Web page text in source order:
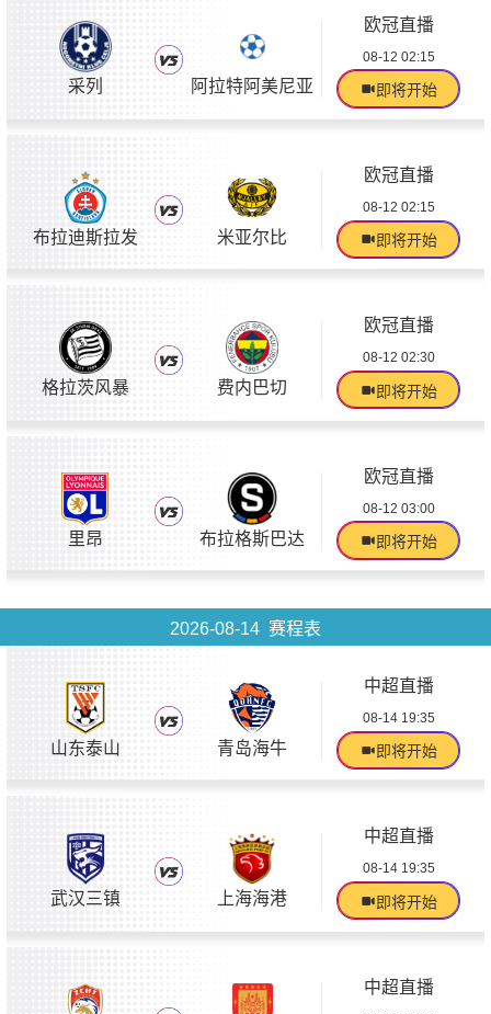
采列 阿拉特阿美尼亚
欧冠直播
08-12 02:15
即将开始
布拉迪斯拉发 米亚尔比
欧冠直播
08-12 02:15
即将开始
格拉茨风暴 费内巴切
欧冠直播
08-12 02:30
即将开始
里昂 布拉格斯巴达
欧冠直播
08-12 03:00
即将开始
2026-08-14 赛程表
山东泰山 青岛海牛
中超直播
08-14 19:35
即将开始
武汉三镇 上海海港
中超直播
08-14 19:35
即将开始
中超直播